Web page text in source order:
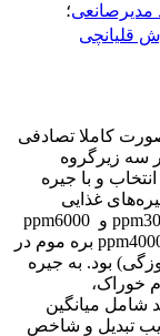
مدیرصانعی؛
قلیانچی
صورت کاملا تصادفی
سه زیرگروه
انتخاب و با جیره
غذایی
گروه‌های دوم و سوم‌ ‌بترتیب حاوی مقادیر ‌ ppm3000 و ‌ ppm6000
در مرحله شروع( 14-1روزگی) و ppm2000 و ‌ ppm4000 بره موم در
رشد( 28- 15 روزگی) و پایانی( 42-29 روزگی) بود. به جیره
خوراک،
شامل میانگین
تبدیل و شاخص